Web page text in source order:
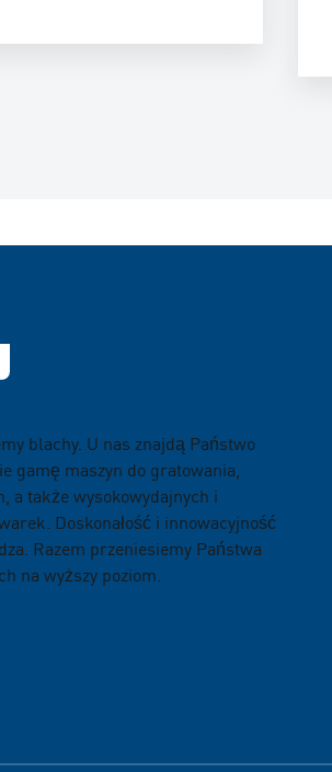
blachy. U nas znajdą Państwo
gamę maszyn do gratowania,
a także wysokowydajnych i
Doskonałość i innowacyjność
Razem przeniesiemy Państwa
na wyższy poziom.